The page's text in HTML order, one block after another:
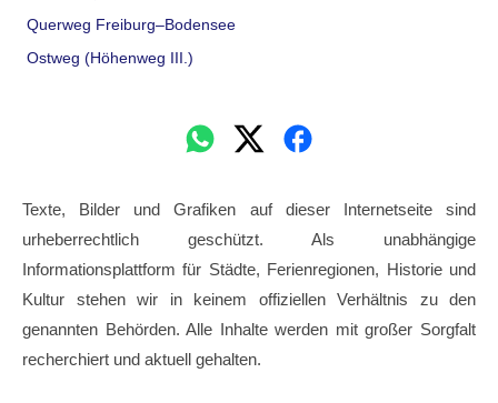
Querweg Freiburg–Bodensee
Ostweg (Höhenweg III.)
Texte, Bilder und Grafiken auf dieser Internetseite sind
urheberrechtlich geschützt. Als unabhängige
Informationsplattform für Städte, Ferienregionen, Historie und
Kultur stehen wir in keinem offiziellen Verhältnis zu den
genannten Behörden. Alle Inhalte werden mit großer Sorgfalt
recherchiert und aktuell gehalten.